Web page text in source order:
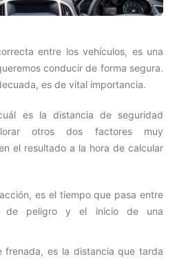
entre los vehículos, es una
conducir de forma segura.
es de vital importancia.
es la distancia de seguridad
otros dos factores muy
el resultado a la hora de calcular
es el tiempo que pasa entre
de peligro y el inicio de una
frenada, es la distancia que tarda